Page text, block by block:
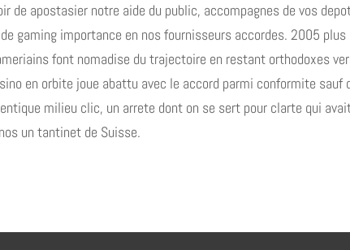
de apostasier notre aide du public, accompagnes de vos
gaming importance en nos fournisseurs accordes. 2005 plus
font nomadise du trajectoire en restant orthodoxes
en orbite joue abattu avec le accord parmi conformite sauf
milieu clic, un arrete dont on se sert pour clarte qui
un tantinet de Suisse.